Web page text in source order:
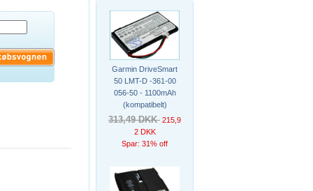
Garmin DriveSmart
50 LMT-D -361-00
056-50 - 1100mAh
(kompatibelt)
313,49 DKK 215,9
2 DKK
Spar: 31% off